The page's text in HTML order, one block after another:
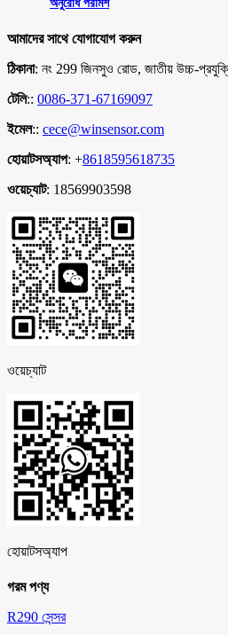
অনুরোধ পরামর্শ
আমাদের সাথে যোগাযোগ করুন
ঠিকানা: নং 299 জিনসুও রোড, জাতীয় উচ্চ-
টেলি:: 0086-371-67169097
ইমেল:: cece@winsensor.com
হোয়াটসঅ্যাপ: +8618595618735
ওয়েচ্যাট: 18569903598
ওয়েচ্যাট
হোয়াটসঅ্যাপ
গরম পণ্য
R290 সেন্সর